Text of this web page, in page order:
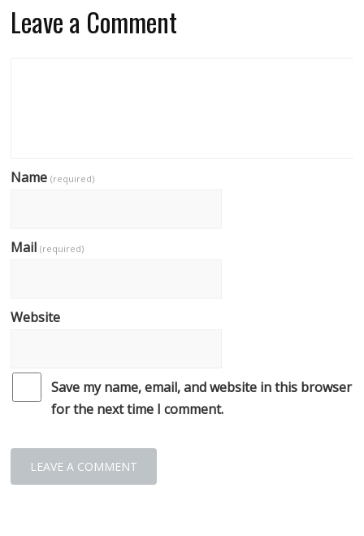
Leave a Comment
Name(required)
Mail(required)
Website
Save my name, email, and website in this browser
for the next time I comment.